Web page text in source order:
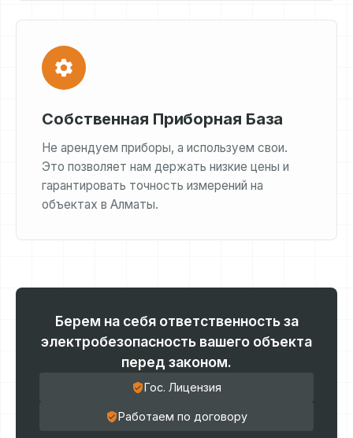
Собственная Приборная База
Не арендуем приборы, а используем свои.
Это позволяет нам держать низкие цены и
гарантировать точность измерений на
объектах в Алматы.
Берем на себя ответственность за
электробезопасность вашего объекта
перед законом.
Гос. Лицензия
Работаем по договору